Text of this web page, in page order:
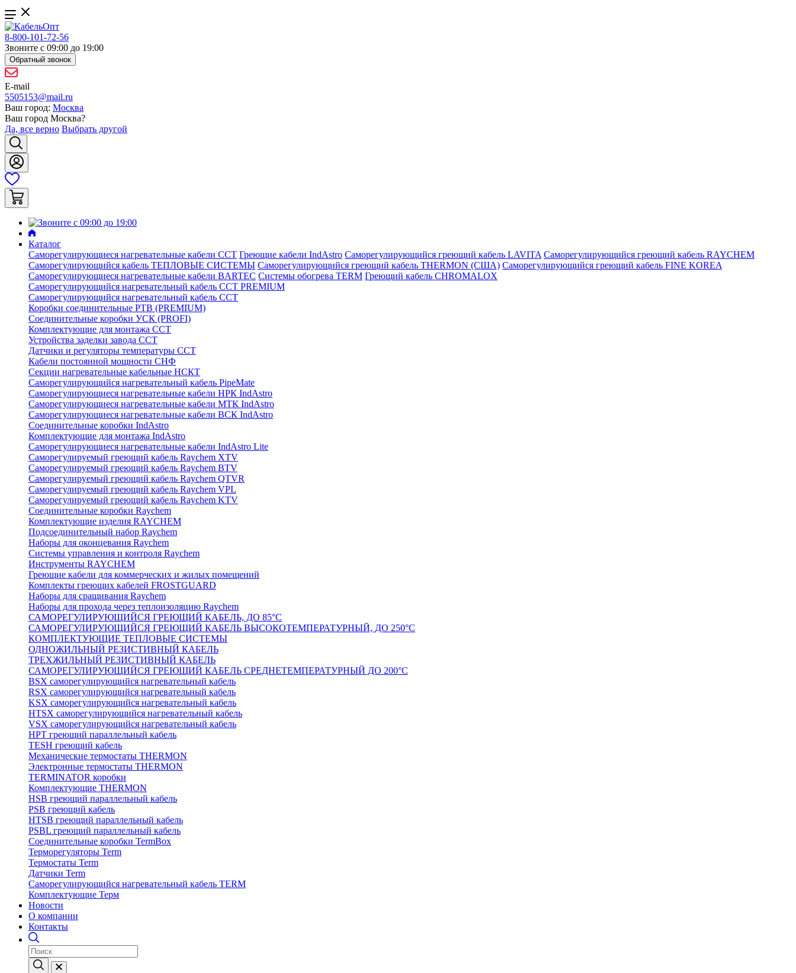
8-800-101-72-56
Звоните с 09:00 до 19:00
Обратный звонок
E-mail
5505153@mail.ru
Ваш город: Москва
Ваш город Москва?
Да, все верно Выбрать другой
Каталог
Саморегулирующиеся нагревательные кабели ССТ Греющие кабели IndAstro Саморегулирующийся греющий кабель LAVITA Саморегулирующийся греющий кабель RAYCHEM
Саморегулирующийся кабель ТЕПЛОВЫЕ СИСТЕМЫ Саморегулирующийся греющий кабель THERMON (США) Саморегулирующийся греющий кабель FINE KOREA
Саморегулирующиеся нагревательные кабели BARTEC Системы обогрева TERM Греющий кабель CHROMALOX
Саморегулирующийся нагревательный кабель ССТ PREMIUM
Саморегулирующийся нагревательный кабель ССТ
Коробки соединительные РТВ (PREMIUM)
Соединительные коробки УСК (PROFI)
Комплектующие для монтажа ССТ
Устройства заделки завода ССТ
Датчики и регуляторы температуры ССТ
Кабели постоянной мощности СНФ
Секции нагревательные кабельные НСКТ
Саморегулирующийся нагревательный кабель PipeMate
Саморегулирующиеся нагревательные кабели НРК IndAstro
Саморегулирующиеся нагревательные кабели МТК IndAstro
Саморегулирующиеся нагревательные кабели ВСК IndAstro
Соединительные коробки IndAstro
Комплектующие для монтажа IndAstro
Саморегулирующиеся нагревательные кабели IndAstro Lite
Саморегулируемый греющий кабель Raychem XTV
Саморегулируемый греющий кабель Raychem BTV
Саморегулируемый греющий кабель Raychem QTVR
Саморегулируемый греющий кабель Raychem VPL
Саморегулируемый греющий кабель Raychem KTV
Соединительные коробки Raychem
Комплектующие изделия RAYCHEM
Подсоединительный набор Raychem
Наборы для оконцевания Raychem
Системы управления и контроля Raychem
Инструменты RAYCHEM
Греющие кабели для коммерческих и жилых помещений
Комплекты греющих кабелей FROSTGUARD
Наборы для сращивания Raychem
Наборы для прохода через теплоизоляцию Raychem
САМОРЕГУЛИРУЮЩИЙСЯ ГРЕЮЩИЙ КАБЕЛЬ, ДО 85°С
САМОРЕГУЛИРУЮЩИЙСЯ ГРЕЮЩИЙ КАБЕЛЬ ВЫСОКОТЕМПЕРАТУРНЫЙ, ДО 250°С
КОМПЛЕКТУЮЩИЕ ТЕПЛОВЫЕ СИСТЕМЫ
ОДНОЖИЛЬНЫЙ РЕЗИСТИВНЫЙ КАБЕЛЬ
ТРЕХЖИЛЬНЫЙ РЕЗИСТИВНЫЙ КАБЕЛЬ
САМОРЕГУЛИРУЮЩИЙСЯ ГРЕЮЩИЙ КАБЕЛЬ СРЕДНЕТЕМПЕРАТУРНЫЙ ДО 200°С
BSX саморегулирующийся нагревательный кабель
RSX саморегулирующийся нагревательный кабель
KSX саморегулирующийся нагревательный кабель
HTSX саморегулирующийся нагревательный кабель
VSX саморегулирующийся нагревательный кабель
НРТ греющий параллельный кабель
TESH греющий кабель
Механические термостаты THERMON
Электронные термостаты THERMON
TERMINATOR коробки
Комплектующие THERMON
HSB греющий параллельный кабель
PSB греющий кабель
HTSB греющий параллельный кабель
PSBL греющий параллельный кабель
Соединительные коробки TermBox
Терморегуляторы Term
Термостаты Term
Датчики Term
Саморегулирующийся нагревательный кабель TERM
Комплектующие Терм
Новости
О компании
Контакты